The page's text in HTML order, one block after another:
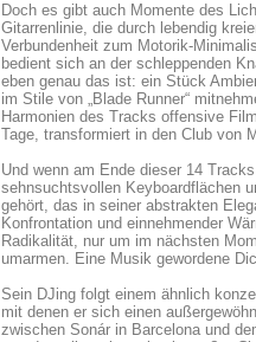
Doch es gibt auch Momente des
Gitarrenlinie, die durch lebendig
Verbundenheit zum Motorik-
bedient sich an der schleppenden
eben genau das ist: ein Stück
im Stile von „Blade Runner“
Harmonien des Tracks offensive
Tage, transformiert in den Club von
Und wenn am Ende dieser 14
sehnsuchtsvollen Keyboardflächen
gehört, das in seiner abstrakten
Konfrontation und einnehmender
Radikalität, nur um im nächsten
umarmen. Eine Musik gewordene
Sein DJing folgt einem ähnlich
mit denen er sich einen
zwischen Sonár in Barcelona und